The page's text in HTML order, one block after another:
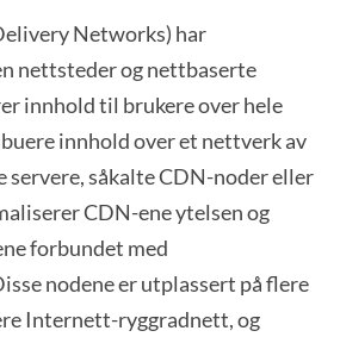
Networks) har
nettsteder og nettbaserte
innhold til brukere over hele
innhold over et nettverk av
servere, såkalte CDN-noder eller
CDN-ene ytelsen og
forbundet med
nodene er utplassert på flere
Internett-ryggradnett, og